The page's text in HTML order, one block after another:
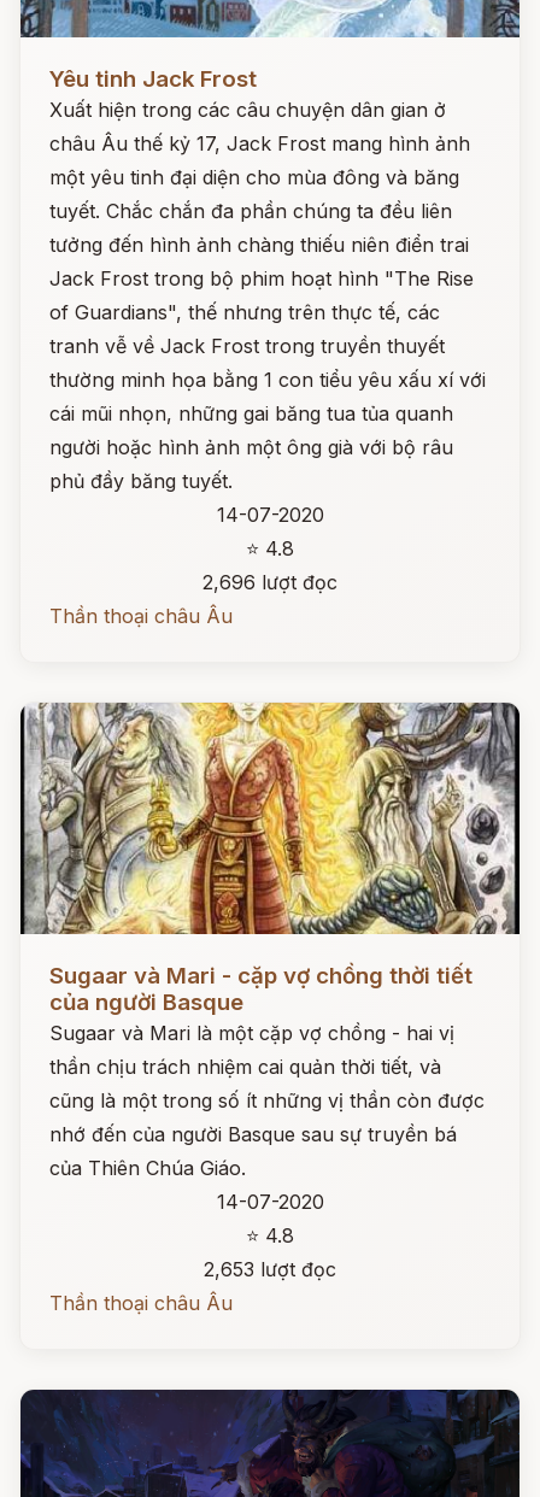
Yêu tinh Jack Frost
Xuất hiện trong các câu chuyện dân gian ở
châu Âu thế kỷ 17, Jack Frost mang hình ảnh
một yêu tinh đại diện cho mùa đông và băng
tuyết. Chắc chắn đa phần chúng ta đều liên
tưởng đến hình ảnh chàng thiếu niên điển trai
Jack Frost trong bộ phim hoạt hình "The Rise
of Guardians", thế nhưng trên thực tế, các
tranh vễ về Jack Frost trong truyền thuyết
thường minh họa bằng 1 con tiểu yêu xấu xí với
cái mũi nhọn, những gai băng tua tủa quanh
người hoặc hình ảnh một ông già với bộ râu
phủ đầy băng tuyết.
14-07-2020
⭐ 4.8
2,696 lượt đọc
Thần thoại châu Âu
Sugaar và Mari - cặp vợ chồng thời tiết
của người Basque
Sugaar và Mari là một cặp vợ chồng - hai vị
thần chịu trách nhiệm cai quản thời tiết, và
cũng là một trong số ít những vị thần còn được
nhớ đến của người Basque sau sự truyền bá
của Thiên Chúa Giáo.
14-07-2020
⭐ 4.8
2,653 lượt đọc
Thần thoại châu Âu